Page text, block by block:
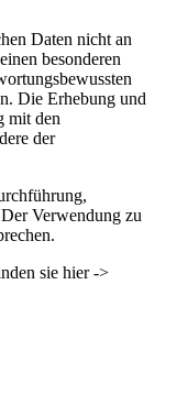
Daten nicht an
besonderen
Die Erhebung und
mit den
der
Verwendung zu
sie hier ->